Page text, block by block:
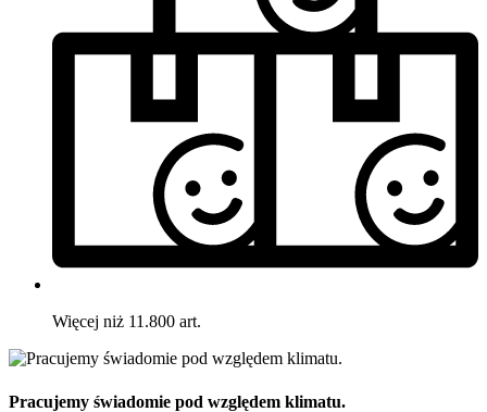
Więcej niż 11.800 art.
Pracujemy świadomie pod względem klimatu.